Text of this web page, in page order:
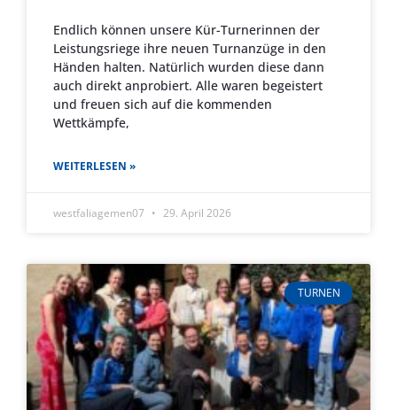
Endlich können unsere Kür-Turnerinnen der
Leistungsriege ihre neuen Turnanzüge in den
Händen halten. Natürlich wurden diese dann
auch direkt anprobiert. Alle waren begeistert
und freuen sich auf die kommenden
Wettkämpfe,
WEITERLESEN »
westfaliagemen07 29. April 2026
TURNEN